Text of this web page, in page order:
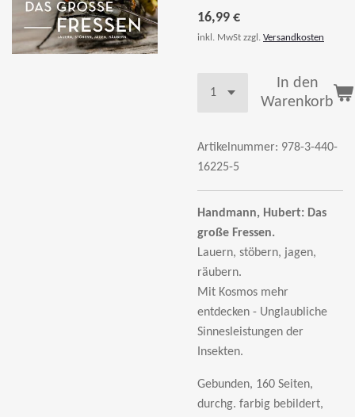
16,99 €
inkl. MwSt zzgl. Versandkosten
In den
Warenkorb
Artikelnummer: 978-3-440-
16225-5
Handmann, Hubert: Das
große Fressen.
Lauern, stöbern, jagen,
räubern.
Mit Kosmos mehr
entdecken - Unglaubliche
Sinnesleistungen der
Insekten.
Gebunden, 160 Seiten,
durchg. farbig bebildert,